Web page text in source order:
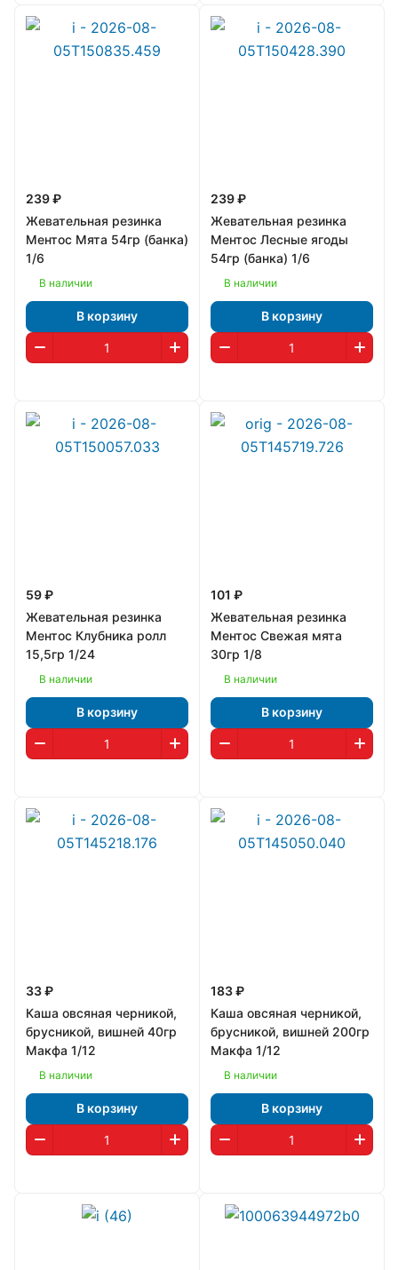
239 ₽
Жевательная резинка
Ментос Мята 54гр (банка)
1/6
В наличии
В корзину
239 ₽
Жевательная резинка
Ментос Лесные ягоды
54гр (банка) 1/6
В наличии
В корзину
59 ₽
Жевательная резинка
Ментос Клубника ролл
15,5гр 1/24
В наличии
В корзину
101 ₽
Жевательная резинка
Ментос Свежая мята
30гр 1/8
В наличии
В корзину
33 ₽
Каша овсяная черникой,
брусникой, вишней 40гр
Макфа 1/12
В наличии
В корзину
183 ₽
Каша овсяная черникой,
брусникой, вишней 200гр
Макфа 1/12
В наличии
В корзину